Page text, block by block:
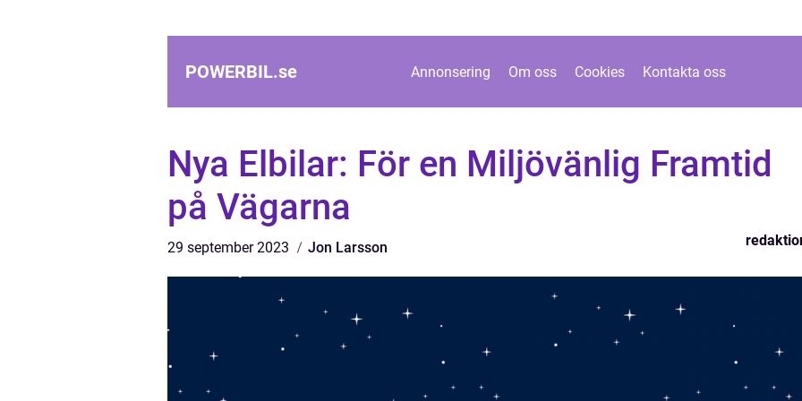
POWERBIL.se Annonsering Om oss Cookies Kontakta oss
Nya Elbilar: För en Miljövänlig Framtid
på Vägarna
29 september 2023 Jon Larsson